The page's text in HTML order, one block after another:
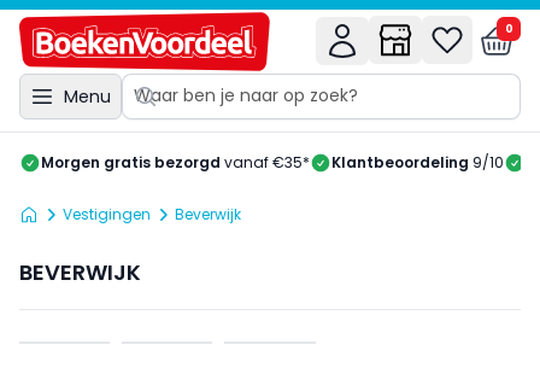
Menu
0
Morgen gratis bezorgd vanaf €35* Klantbeoordeling 9/10
Vestigingen Beverwijk
BEVERWIJK